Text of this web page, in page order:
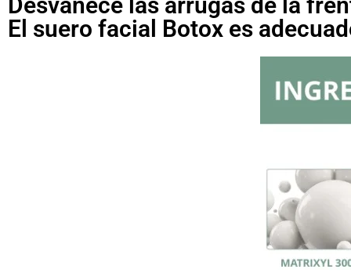
El suero facial Botox es